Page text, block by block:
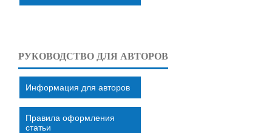
РУКОВОДСТВО ДЛЯ АВТОРОВ
Информация для авторов
Правила оформления
статьи